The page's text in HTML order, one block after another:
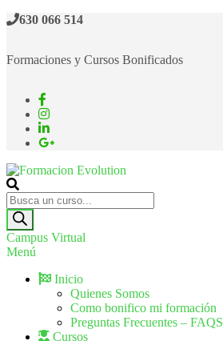
630 066 514
Formaciones y Cursos Bonificados
Formacion Evolution
Cursos de formación continua
Campus Virtual
Menú
Inicio
Quienes Somos
Como bonifico mi formación
Preguntas Frecuentes – FAQS
Cursos